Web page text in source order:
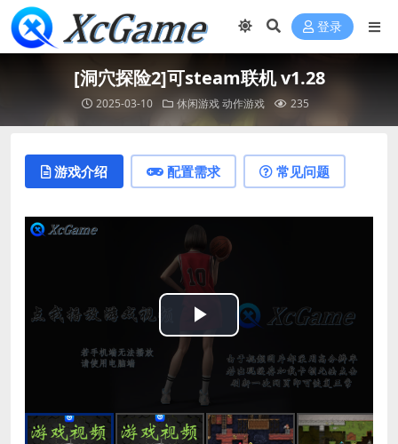
登录
[洞穴探险2]可steam联机 v1.28
2025-03-10 休闲游戏动作游戏 235
游戏介绍 配置需求 常见问题
Play
Video